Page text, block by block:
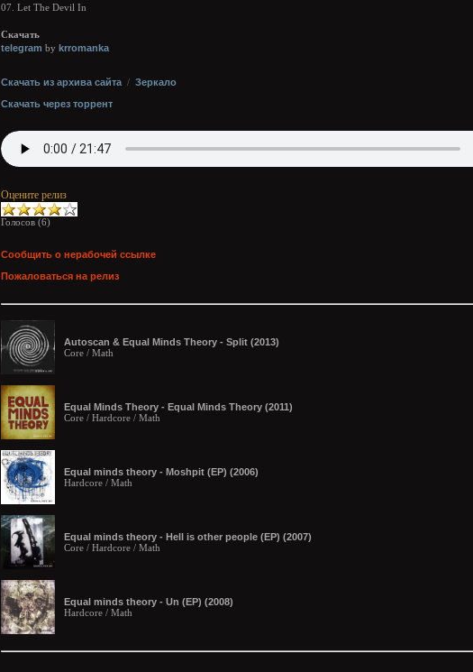
07. Let The Devil In
Скачать
telegram by krromanka
Скачать из архива сайта / Зеркало
Скачать через торрент
Оцените релиз
Голосов (6)
Сообщить о нерабочей ссылке
Пожаловаться на релиз
Autoscan & Equal Minds Theory - Split (2013)
Core / Math
Equal Minds Theory - Equal Minds Theory (2011)
Core / Hardcore / Math
Equal minds theory - Moshpit (EP) (2006)
Hardcore / Math
Equal minds theory - Hell is other people (EP) (2007)
Core / Hardcore / Math
Equal minds theory - Un (EP) (2008)
Hardcore / Math